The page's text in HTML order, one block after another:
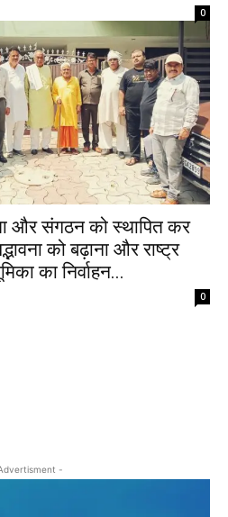
0
और संगठन को स्थापित कर
को बढ़ाना और राष्ट्र
का निर्वाहन...
0
-